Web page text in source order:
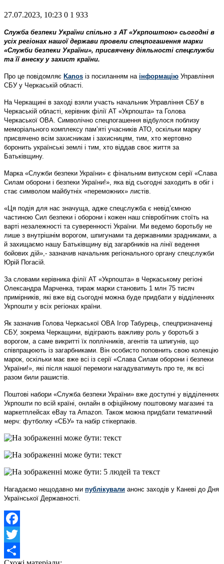
27.07.2023, 10:23 0 1 933
Служба безпеки України спільно з АТ «Укрпоштою» сьогодні в
усіх регіонах нашої держави провели спецпогашення марки
«Служби безпеки України», присвячену діяльності спецслужби
та її внеску у захист країни.
Про це повідомляє Kanos із посиланням на інформацію Управління
СБУ у Черкаській області.
На Черкащині в заході взяли участь начальник Управління СБУ в
Черкаській області, керівник філії АТ «Укрпошта» та Голова
Черкаської ОВА. Символічно спецпогашення відбулося поблизу
меморіального комплексу пам’яті учасників АТО, оскільки марку
присвячено всім захисникам і захисницям, тим, хто жертовно
боронить українські землі і тим, хто віддав своє життя за
Батьківщину.
Марка «Служби безпеки України» є фінальним випуском серії «Слава
Силам оборони і безпеки України!», яка від сьогодні заходить в обіг і
стає символом майбутніх «переможних» листів.
«Ця подія для нас значуща, адже спецслужба є невід’ємною
частиною Сил безпеки і оборони і кожен наш співробітник стоїть на
варті незалежності та суверенності України. Ми ведемо боротьбу не
лише з внутрішнім ворогом, шпигунами та державними зрадниками, а
й захищаємо нашу Батьківщину від загарбників на лінії ведення
бойових дій»,- зазначив начальник регіонального органу спецслужби
Юрій Погасій.
За словами керівника філії АТ «Укрпошта» в Черкаському регіоні
Олександра Марченка, тираж марки становить 1 млн 75 тисяч
примірників, які вже від сьогодні можна буде придбати у відділеннях
Укрпошти у всіх регіонах країни.
Як зазначив Голова Черкаської ОВА Ігор Табурець, спецпризначенці
СБУ, зокрема Черкащини, відіграють важливу роль у боротьбі з
ворогом, а саме викритті їх поплічників, агентів та шпигунів, що
співпрацюють із загарбниками. Він особисто поповнить свою колекцію
марок, оскільки має вже всі із серії «Слава Силам оборони і безпеки
України!», які після нашої перемоги нагадуватимуть про те, як всі
разом били рашистів.
Поштові набори «Служба безпеки України» вже доступні у відділеннях
Укрпошти по всій країні, онлайн в офіційному поштовому магазині та
маркетплейсах eBay та Amazon. Також можна придбати тематичний
мерч: футболку «СБУ» та набір стікерпаків.
Нагадаємо нещодавно ми публікували анонс заходів у Каневі до Дня
Української Державності.
Facebook
Twitter